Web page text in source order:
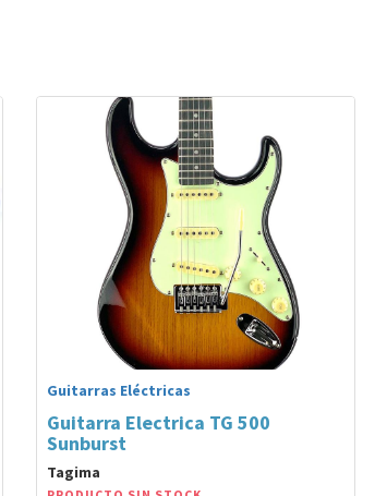
Guitarras Eléctricas
Guitarra Electrica TG 500
Sunburst
Tagima